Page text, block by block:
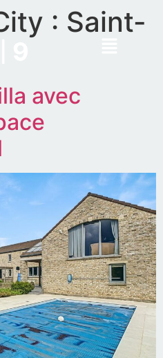
: Saint-
avec